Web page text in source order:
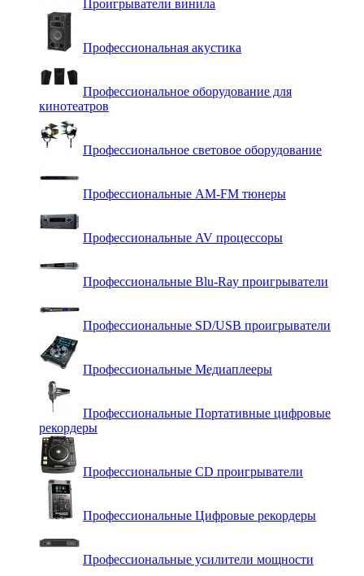
Проигрыватели винила
Профессиональная акустика
Профессиональное оборудование для
кинотеатров
Профессиональное световое оборудование
Профессиональные AM-FM тюнеры
Профессиональные AV процессоры
Профессиональные Blu-Ray проигрыватели
Профессиональные SD/USB проигрыватели
Профессиональные Медиаплееры
Профессиональные Портативные цифровые
рекордеры
Профессиональные СD проигрыватели
Профессиональные Цифровые рекордеры
Профессиональные усилители мощности